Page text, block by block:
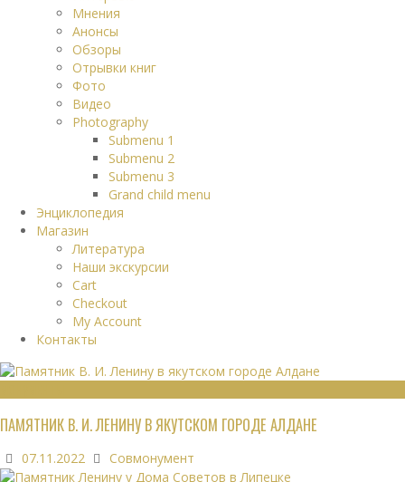
Мнения
Анонсы
Обзоры
Отрывки книг
Фото
Видео
Photography
Submenu 1
Submenu 2
Submenu 3
Grand child menu
Энциклопедия
Магазин
Литература
Наши экскурсии
Cart
Checkout
My Account
Контакты
ПАМЯТНИК В. И. ЛЕНИНУ В ЯКУТСКОМ ГОРОДЕ АЛДАНЕ
07.11.2022 Совмонумент